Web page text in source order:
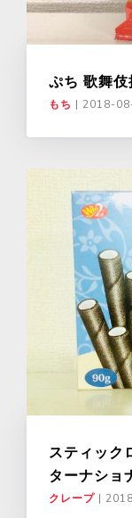
ぷち 歌舞伎
もち | 2018-
スティック
ターナショ
クレープ |